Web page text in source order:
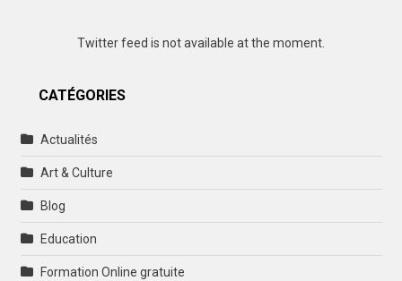
Twitter feed is not available at the moment.
CATÉGORIES
Actualités
Art & Culture
Blog
Education
Formation Online gratuite